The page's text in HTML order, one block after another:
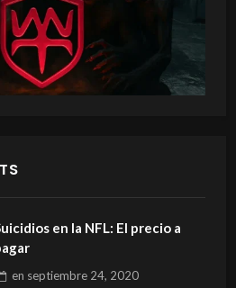
en la NFL: El precio a
en septiembre 24, 2020